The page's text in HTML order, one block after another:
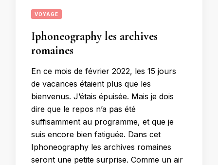
VOYAGE
Iphoneography les archives
romaines
En ce mois de février 2022, les 15 jours
de vacances étaient plus que les
bienvenus. J’étais épuisée. Mais je dois
dire que le repos n’a pas été
suffisamment au programme, et que je
suis encore bien fatiguée. Dans cet
Iphoneography les archives romaines
seront une petite surprise. Comme un air